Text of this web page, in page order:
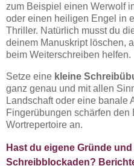
zum Beispiel einen Werwolf
oder einen heiligen Engel in
Thriller. Natürlich musst du
deinem Manuskript löschen,
beim Weiterschreiben helfen.
Setze eine kleine
ganz genau und mit allen
Landschaft oder eine banale
Fingerübungen schärfen den
Wortrepertoire an.
Hast du eigene Gründe
Schreibblockaden?